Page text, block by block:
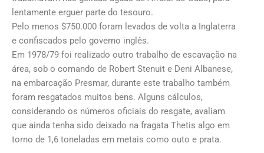
lentamente erguer parte do tesouro.
Pelo menos $750.000 foram levados de volta a Inglaterra
e confiscados pelo governo inglês.
Em 1978/79 foi realizado outro trabalho de escavação na
área, sob o comando de Robert Stenuit e Deni Albanese,
na embarcação Presmar, durante este trabalho também
foram resgatados muitos bens. Alguns cálculos,
considerando os números oficiais do resgate, avaliam
que ainda tenha sido deixado na fragata Thetis algo em
torno de 1,6 toneladas em metais como outo e prata.